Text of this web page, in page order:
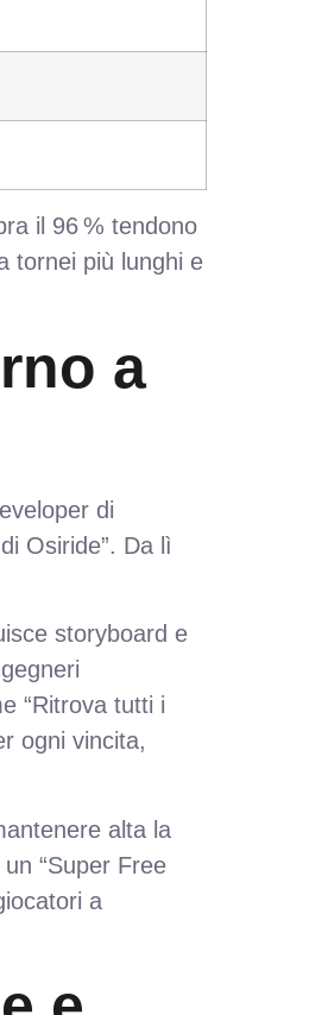
il 96 % tendono
tornei più lunghi e
a
di
Osiride”. Da lì
storyboard e
“Ritrova tutti i
ogni vincita,
alta la
“Super Free
a